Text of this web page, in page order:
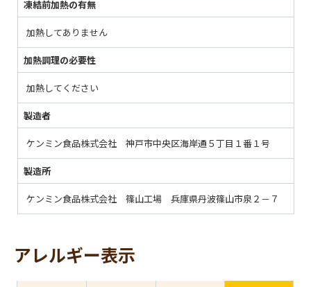
凍結前加熱の有無
加熱してありません
加熱調理の必要性
加熱してください
製造者
ケンミン食品株式会社 神戸市中央区海岸通５丁目１番１号
製造所
ケンミン食品株式会社 篠山工場 兵庫県丹波篠山市泉２－７
アレルギー表示